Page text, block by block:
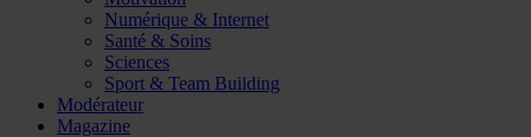
Numérique & Internet
Santé & Soins
Sciences
Sport & Team Building
Modérateur
Magazine